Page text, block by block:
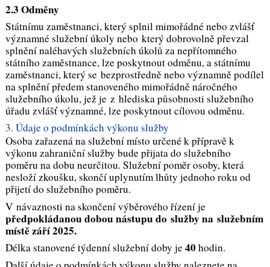
2.3 Odměny
Státnímu zaměstnanci, který splnil mimořádné nebo zvlášť
významné služební úkoly nebo který dobrovolně převzal
splnění naléhavých služebních úkolů za nepřítomného
státního zaměstnance, lze poskytnout odměnu, a státnímu
zaměstnanci, který se bezprostředně nebo významně podílel
na splnění předem stanoveného mimořádně náročného
služebního úkolu, jež je z hlediska působnosti služebního
úřadu zvlášť významné, lze poskytnout cílovou odměnu.
3. Údaje o podmínkách výkonu služby
Osoba zařazená na služební místo určené k přípravě k
výkonu zahraniční služby bude přijata do služebního
poměru na dobu neurčitou. Služební poměr osoby, která
nesloží zkoušku, skončí uplynutím lhůty jednoho roku od
přijetí do služebního poměru.
V návaznosti na skončení výběrového řízení je
předpokládanou dobou nástupu do služby na služebním
místě září 2025.
Délka stanovené týdenní služební doby je40hodin.